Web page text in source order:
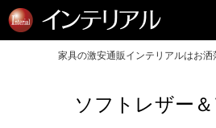
家具の激安通販インテリアルはお
ソフトレザー